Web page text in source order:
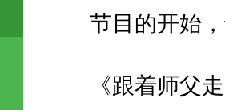
节目的开始
《跟着师父